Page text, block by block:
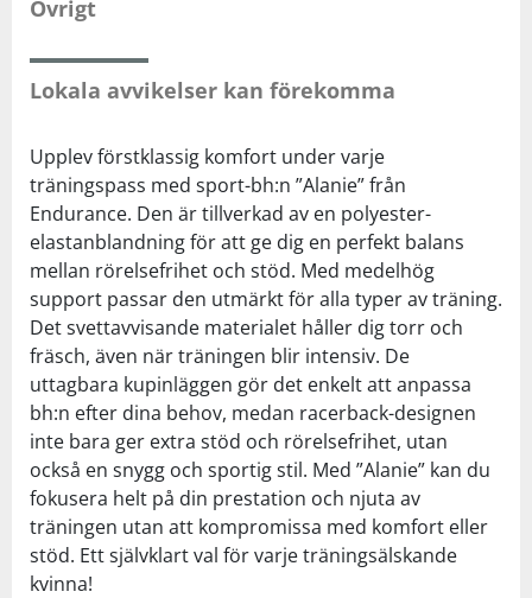
Övrigt
Lokala avvikelser kan förekomma
Upplev förstklassig komfort under varje
träningspass med sport-bh:n ”Alanie” från
Endurance. Den är tillverkad av en polyester-
elastanblandning för att ge dig en perfekt balans
mellan rörelsefrihet och stöd. Med medelhög
support passar den utmärkt för alla typer av träning.
Det svettavvisande materialet håller dig torr och
fräsch, även när träningen blir intensiv. De
uttagbara kupinläggen gör det enkelt att anpassa
bh:n efter dina behov, medan racerback-designen
inte bara ger extra stöd och rörelsefrihet, utan
också en snygg och sportig stil. Med ”Alanie” kan du
fokusera helt på din prestation och njuta av
träningen utan att kompromissa med komfort eller
stöd. Ett självklart val för varje träningsälskande
kvinna!